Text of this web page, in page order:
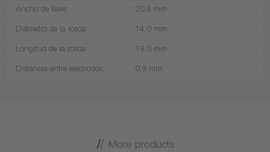
Ancho de llave: 20,8 mm
Diámetro de la rosca: 14,0 mm
Longitud de la rosca: 19,0 mm
Distancia entre electrodos: 0,9 mm
More products